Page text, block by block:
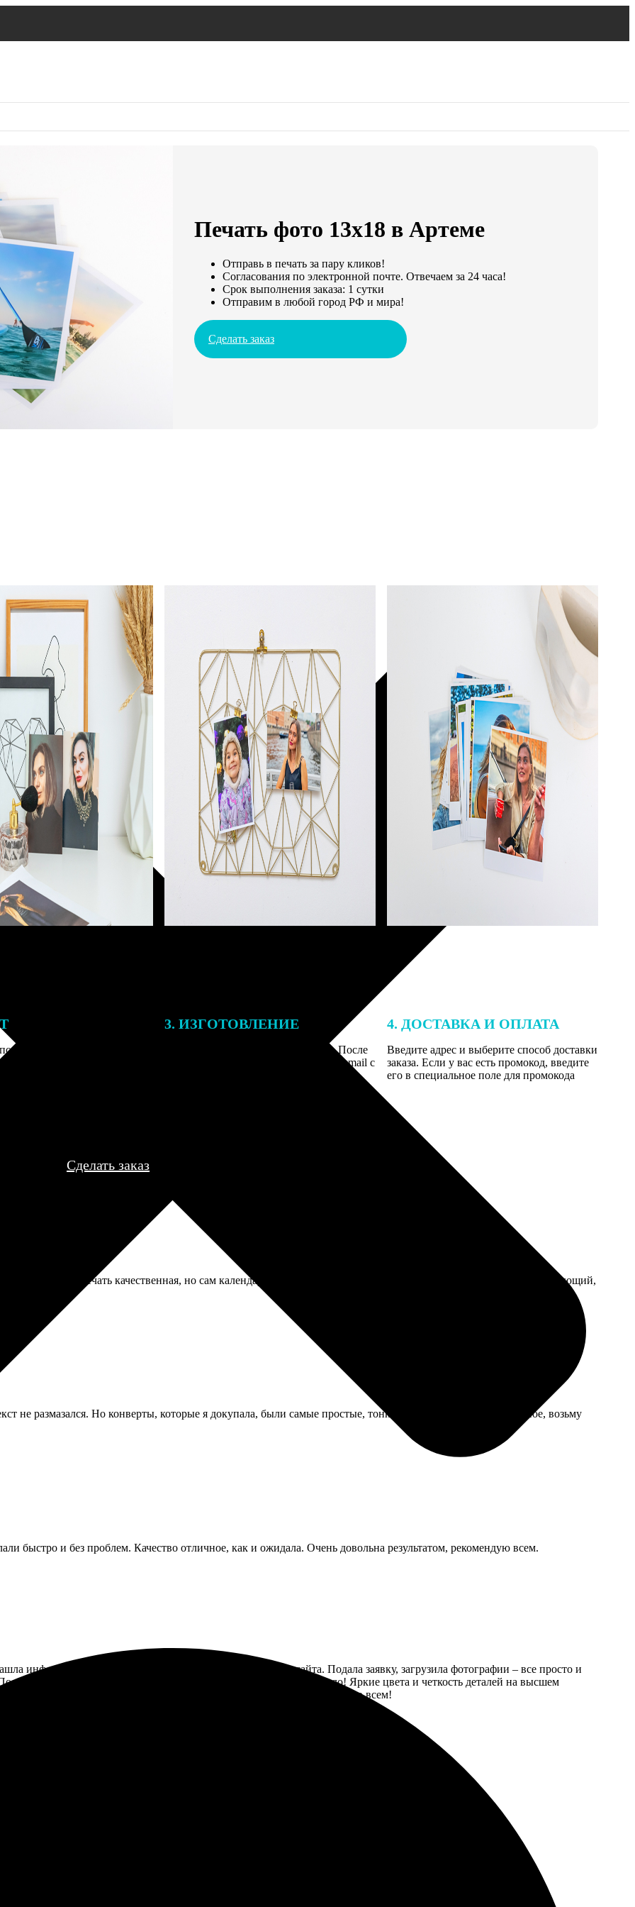
Печать фото 13х18 в Артеме
Отправь в печать за пару кликов!
Согласования по электронной почте. Отвечаем за 24 часа!
Срок выполнения заказа: 1 сутки
Отправим в любой город РФ и мира!
Сделать заказ
заказа к печати
могут связаться с Вами
телефону или email для
деталей.
3. ИЗГОТОВЛЕНИЕ
Оплатите заказ банковской картой. После
оплаты получите подтверждение на email с
описанием заказа. Когда отправим заказ
4. ДОСТАВКА И ОПЛАТА
Введите адрес и выберите способ доставки
заказа. Если у вас есть промокод, введите
его в специальное поле для промокода
Сделать заказ
крепкий, печать качественная, но сам календарь на текущий год, а заказал в ноябре, думал, сделают на следующий,
не размазался. Но конверты, которые я докупала, были самые простые, тонкие. В следующий раз, наверное, возьму
быстро и без проблем. Качество отличное, как и ожидала. Очень довольна результатом, рекомендую всем.
информацию в интернете, и сразу привлекло удобство сайта. Подала заявку, загрузила фотографии – все просто и
готовые фото на следующий день, и качество меня поразило! Яркие цвета и четкость деталей на высшем
доставка. Обязательно вернусь за сувенирами и другим! Рекомендую всем!
сайт, все просто и удобно. Получил качественные снимки в срок, рекомендую!